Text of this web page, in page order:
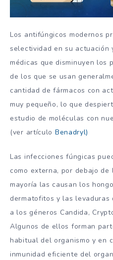
Los antifúngicos modernos
selectividad en su actuación
médicas que disminuyen los
de los que se usan
cantidad de fármacos con
muy pequeño, lo que
estudio de moléculas con
(ver artículo Benadryl)
Las infecciones fúngicas
como externa, por debajo
mayoría las causan los
dermatofitos y las
a los géneros Candida,
Algunos de ellos forman
habitual del organismo y en
inmunidad eficiente del